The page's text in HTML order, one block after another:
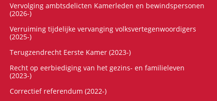
Vervolging ambtsdelicten Kamerleden en bewindspersonen
(2026-)
Verruiming tijdelijke vervanging volksvertegenwoordigers
(2025-)
Terugzendrecht Eerste Kamer (2023-)
Recht op eerbiediging van het gezins- en familieleven
(2023-)
Correctief referendum (2022-)